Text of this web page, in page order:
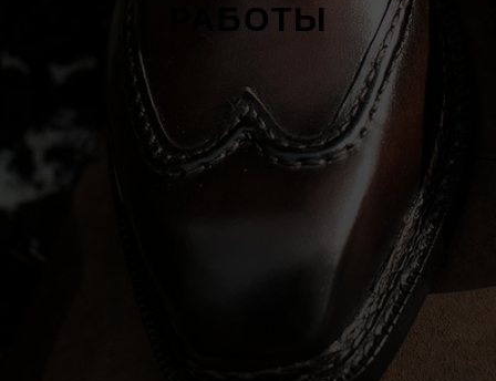
РАБОТЫ